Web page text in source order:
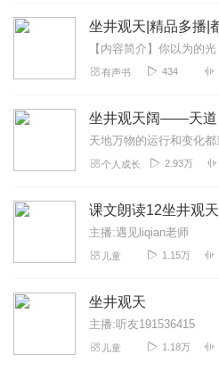
有声书 434
坐井观天阔——天道
个人成长 2.93万
课文朗读12坐井观天
主播:遇见liqian老师
儿童 1.15万
坐井观天
主播:听友191536415
儿童 1.18万